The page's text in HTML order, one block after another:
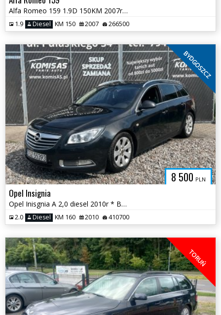
Alfa Romeo 159 1.9D 150KM 2007r * el szyby klimatyzacja * TORUŃ
1.9 Diesel KM 150 2007 266500
8 500 PLN
BYDGOSZCZ
Opel Insignia
Opel Inisgnia A 2,0 diesel 2010r * Bogata wersja Kamera Cofania *
2.0 Diesel KM 160 2010 410700
TORUŃ